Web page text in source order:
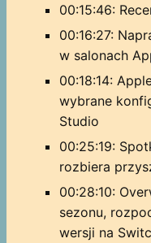
00:15:46:
00:16:27:
w salonach
00:18:14:
wybrane
Studio
00:25:19:
rozbiera
00:28:10:
sezonu,
wersji na